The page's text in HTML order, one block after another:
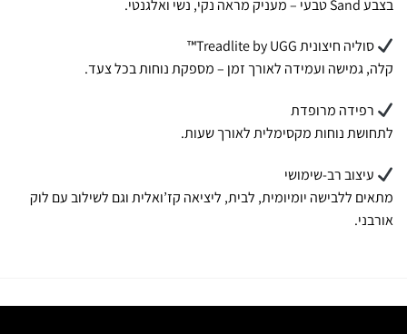
בצבע Sand טבעי – מעניק מראה נקי, נשי ואלגנטי.
סוליה חיצונית Treadlite by UGG™
קלה, גמישה ועמידה לאורך זמן – מספקת נוחות בכל צעד.
רפידה מרופדת
לתחושת נוחות מקסימלית לאורך שעות.
עיצוב רב-שימושי
מתאים ללבישה יומיומית, לבית, ליציאה קז’ואלית וגם לשילוב עם לוק
אורבני.